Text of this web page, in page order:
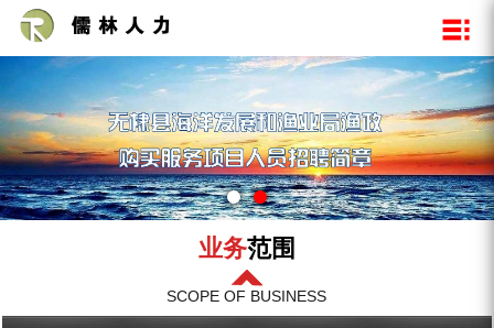
企业文化
资质荣誉
企业展示
公司新闻
行业动态
人才中介
​劳务派遣
家政服务
社保办理
业务培训
业务范围
SCOPE OF BUSINESS